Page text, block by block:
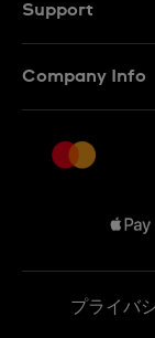
Support
販売契約条件
Company Info
Swatchで働く
プライバ